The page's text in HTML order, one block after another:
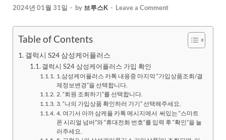
2024년 01월 31일 - by 브루스K - Leave a Comment
Table of Contents
갤럭시 S24 삼성케어플러스
갤럭시 S24 삼성케어플러스 가입 확인
1.삼성케어플러스 카톡 내용중 마지막 “가입상품조회/결
제정보변경”을 선택합니다.
2. “회원 조회하기”를 선택합니다.
3. “나의 가입상품 확인하러 가기” 선택해주세요.
4. 여기서 아까 삼케플 카톡 메시지에서 써있는 “스마트
폰 시리얼 넘버”와 “휴대전화 번호“를 입력 후 “확인”을 눌
러주세요.